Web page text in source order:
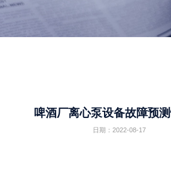
啤酒厂离心泵设备故障预
日期：2022-08-17